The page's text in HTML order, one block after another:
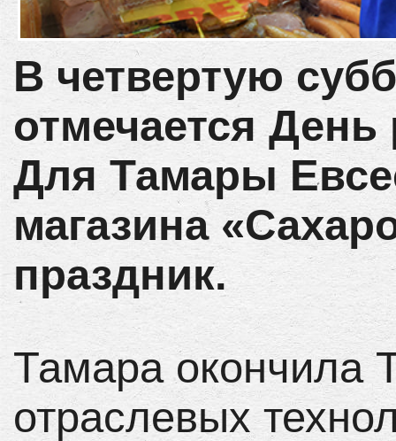
В четвертую
отмечается День
Для Тамары
магазина
праздник.
Тамара окончила
отраслевых